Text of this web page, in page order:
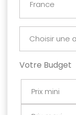
France
Votre Budget